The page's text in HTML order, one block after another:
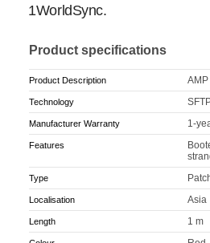
1WorldSync.
Product specifications
Product Description
Technology
Manufacturer Warranty 1-
Features
Type
Localisation Asia
Length 1 m